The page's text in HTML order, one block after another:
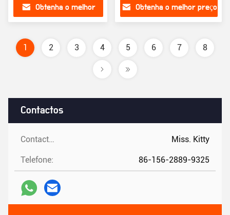
Contactos
Contactos: Miss. Kitty
Telefone: 86-156-2889-9325
vinho com tampa à
prova de crianças
Obtenha o melhor
pedraObtenha o melhor preço
1 2 3 4 5 6 7 8